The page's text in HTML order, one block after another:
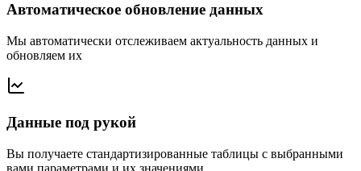
Автоматическое обновление данных
Мы автоматически отслеживаем актуальность данных и
обновляем их
Данные под рукой
Вы получаете стандартизированные таблицы с выбранными
вами параметрами и их значениями